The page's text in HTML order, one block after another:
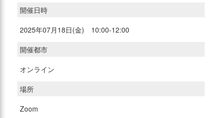
開催日時
2025年07月18日(金) 10:00-12:00
開催都市
オンライン
場所
Zoom